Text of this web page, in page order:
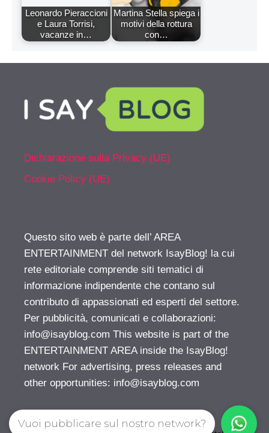
Leonardo Pieraccioni
e Laura Torrisi,
vacanze in…
Martina Stella spiega i
motivi della rottura
con…
Dichiarazione sulla Privacy (UE)
Cookie Policy (UE)
Questo sito web è parte dell’ AREA
ENTERTAINMENT del network IsayBlog! la cui
rete editoriale comprende siti tematici di
informazione indipendente che contano sul
contributo di appassionati ed esperti del settore.
Per pubblicità, comunicati e collaborazioni:
info@isayblog.com This website is part of the
ENTERTAINMENT AREA inside the IsayBlog!
network For advertising, press releases and
other opportunities: info@isayblog.com
Vuoi pubblicare sul nostro network?